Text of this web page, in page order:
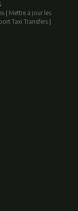
Mettre a jour les
Taxi Transfers